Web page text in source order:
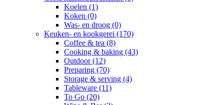
Koelen (1)
Koken (0)
Was- en droog (0)
Keuken- en kookgerei (170)
Coffee & tea (8)
Cooking & baking (43)
Outdoor(12)
Preparing (70)
Storage & serving (4)
Tableware (11)
To Go (20)